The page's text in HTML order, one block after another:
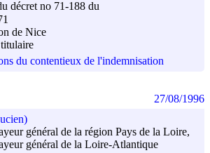
décret no 71-188 du
de Nice
du contentieux de l'indemnisation
général de la région Pays de la Loire,
général de la Loire-Atlantique
27/08/1996